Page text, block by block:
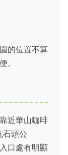
的位置不算
。
近華山咖啡
石頭公
口處有明顯